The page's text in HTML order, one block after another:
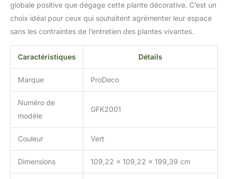
globale positive que dégage cette plante décorative. C’est un
choix idéal pour ceux qui souhaitent agrémenter leur espace
sans les contraintes de l’entretien des plantes vivantes.
Caractéristiques Détails
Marque ProDeco
Numéro de
modèle
GFK2001
Couleur Vert
Dimensions 109,22 x 109,22 x 199,39 cm